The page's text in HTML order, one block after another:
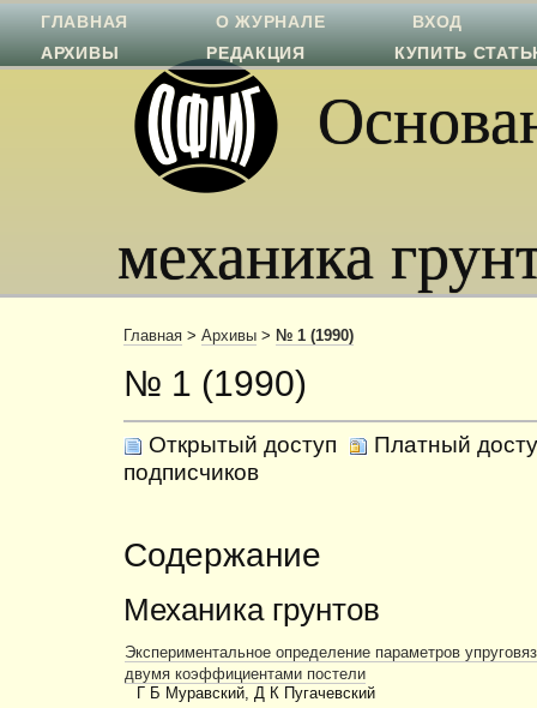
механика
ГЛАВНАЯ О ЖУРНАЛЕ
ВХОД
АРХИВЫ
РЕДАКЦИЯ КУПИТЬ
Главная > Архивы > № 1 (1990)
№ 1 (1990)
Открытый доступ
Платный
подписчиков
Содержание
Механика грунтов
Экспериментальное определение параметров
двумя коэффициентами постели
Г Б Муравский, Д К Пугачевский